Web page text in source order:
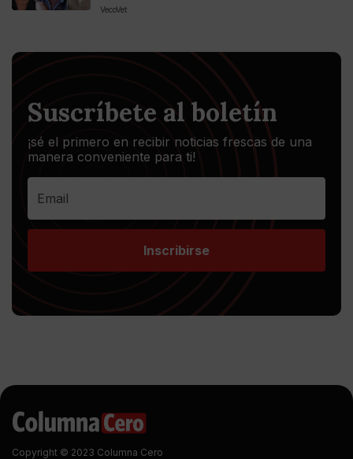
VecoVet
Suscríbete al boletín
¡sé el primero en recibir noticias frescas de una
manera conveniente para ti!
Inscribirse
Copyright © 2023 Columna Cero